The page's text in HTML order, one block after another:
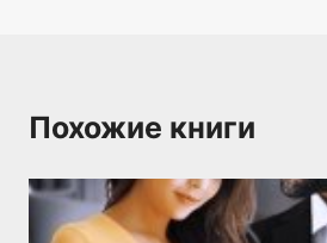
Похожие книги